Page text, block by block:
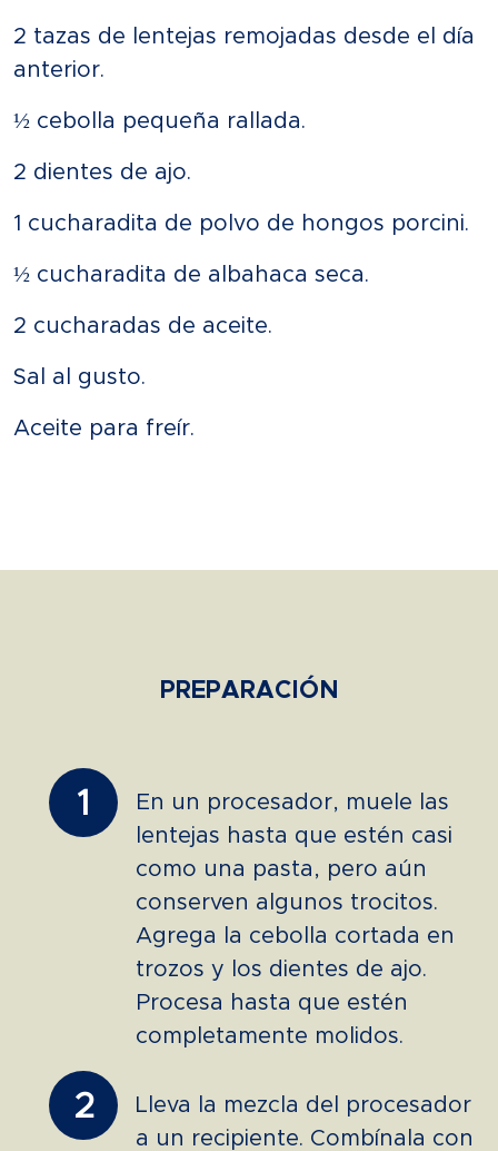
2 tazas de lentejas remojadas desde el día
anterior.
½ cebolla pequeña rallada.
2 dientes de ajo.
1 cucharadita de polvo de hongos porcini.
½ cucharadita de albahaca seca.
2 cucharadas de aceite.
Sal al gusto.
Aceite para freír.
PREPARACIÓN
1
En un procesador, muele las
lentejas hasta que estén casi
como una pasta, pero aún
conserven algunos trocitos.
Agrega la cebolla cortada en
trozos y los dientes de ajo.
Procesa hasta que estén
completamente molidos.
2
Lleva la mezcla del procesador
a un recipiente. Combínala con